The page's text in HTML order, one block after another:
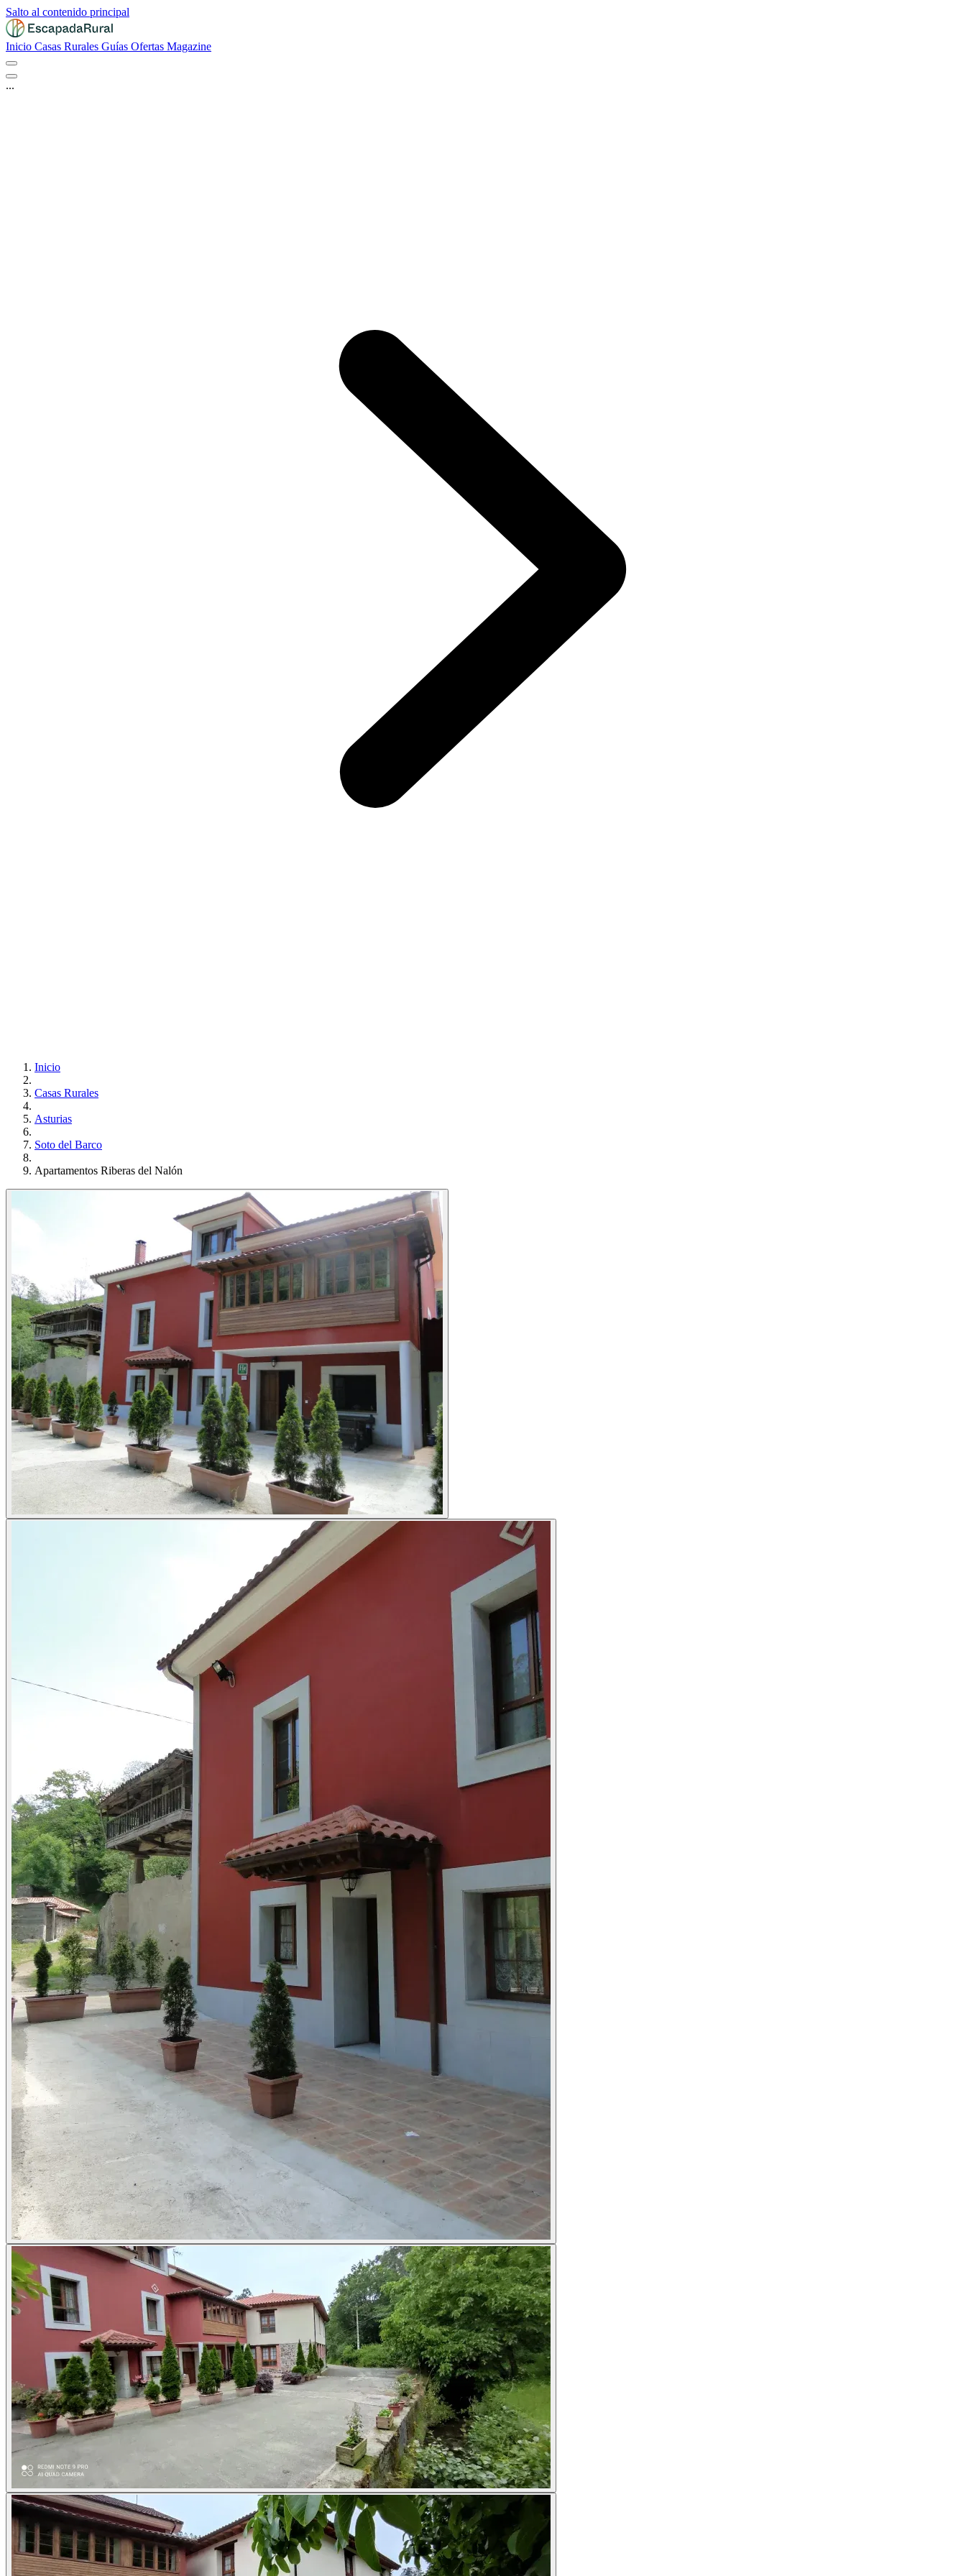
Salto al contenido principal
Inicio Casas Rurales Guías Ofertas Magazine
...
Inicio
Casas Rurales
Asturias
Soto del Barco
Apartamentos Riberas del Nalón